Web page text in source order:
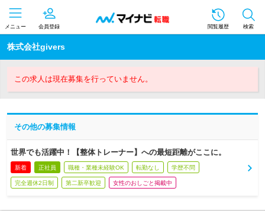
メニュー 会員登録 閲覧履歴 検索
株式会社givers
この求人は現在募集を行っていません。
その他の募集情報
世界でも活躍中！【整体トレーナー】への最短距離がここに。
新着 正社員 職種・業種未経験OK 転勤なし 学歴不問
完全週休2日制 第二新卒歓迎 女性のおしごと掲載中